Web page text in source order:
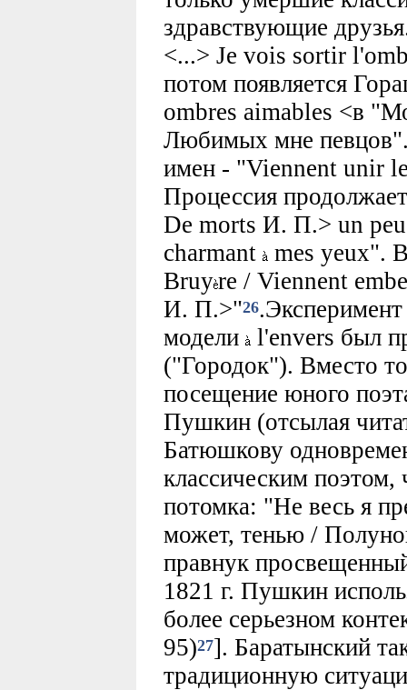
здравствующие
<...> Je vois sortir
потом появляется
ombres aimables <в
Любимых мне
имен - "Viennent unir
Процессия
De morts И. П.> un
charmant mes yeux".
Bruyre / Viennent
И. П.>"26
модели l'envers был
("Городок"). Вместо
посещение юного
Пушкин (отсылая
Батюшкову
классическим поэтом,
потомка: "Не весь я
может, тенью /
правнук
1821 г. Пушкин
более серьезном
95)27]. Баратынский
традиционную